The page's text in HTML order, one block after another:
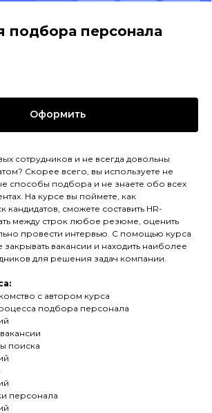
подбора персонала
Оформить
сотрудников и не всегда довольны
Скорее всего, вы используете не
способы подбора и не знаете обо всех
На курсе вы поймете, как
кандидатов, сможете составить HR-
между строк любое резюме, оценить
провести интервью. С помощью курса
закрывать вакансии и находить наиболее
для решения задач компании.
с автором курса
подбора персонала
поиска
персонала